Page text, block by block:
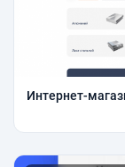
Интернет-